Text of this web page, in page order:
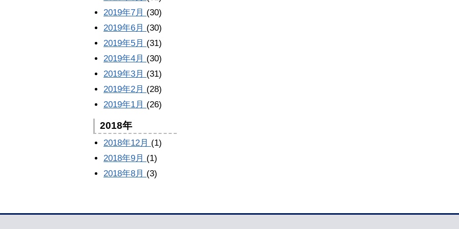
2019年7月 (30)
2019年6月 (30)
2019年5月 (31)
2019年4月 (30)
2019年3月 (31)
2019年2月 (28)
2019年1月 (26)
2018年
2018年12月 (1)
2018年9月 (1)
2018年8月 (3)